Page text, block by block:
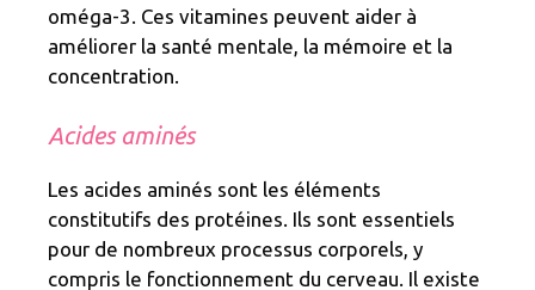
oméga-3. Ces vitamines peuvent aider à
améliorer la santé mentale, la mémoire et la
concentration.
Acides aminés
Les acides aminés sont les éléments
constitutifs des protéines. Ils sont essentiels
pour de nombreux processus corporels, y
compris le fonctionnement du cerveau. Il existe